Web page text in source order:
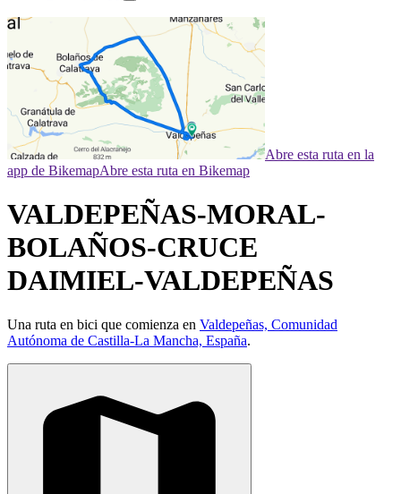
Abre esta ruta en la
app de BikemapAbre esta ruta en Bikemap
VALDEPEÑAS-MORAL-
BOLAÑOS-CRUCE
DAIMIEL-VALDEPEÑAS
Una ruta en bici que comienza en Valdepeñas, Comunidad
Autónoma de Castilla-La Mancha, España.